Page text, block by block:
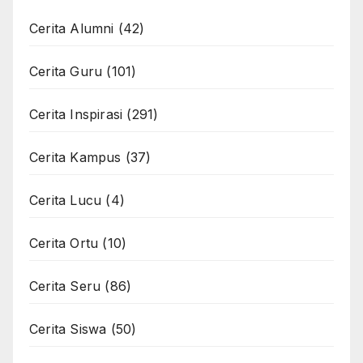
Cerita Alumni (42)
Cerita Guru (101)
Cerita Inspirasi (291)
Cerita Kampus (37)
Cerita Lucu (4)
Cerita Ortu (10)
Cerita Seru (86)
Cerita Siswa (50)